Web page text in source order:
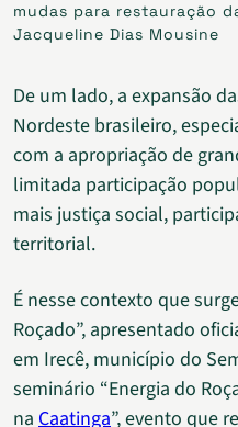
mudas para restauração
Jacqueline Dias Mousine
De um lado, a expansão
Nordeste brasileiro,
com a apropriação de
limitada participação
mais justiça social,
territorial.
É nesse contexto que
Roçado”, apresentado
em Irecê, município do
seminário “Energia do
na Caatinga”, evento que